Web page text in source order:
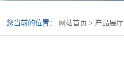
您当前的位置： 网站首页 > 产品展厅